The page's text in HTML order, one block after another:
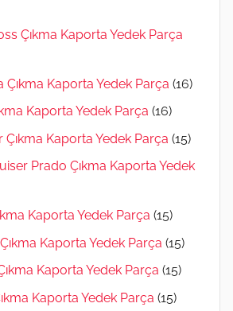
Çıkma Kaporta Yedek Parça
Çıkma Kaporta Yedek Parça (16)
Kaporta Yedek Parça (16)
Kaporta Yedek Parça (15)
Prado Çıkma Kaporta Yedek
Kaporta Yedek Parça (15)
Kaporta Yedek Parça (15)
Kaporta Yedek Parça (15)
Kaporta Yedek Parça (15)